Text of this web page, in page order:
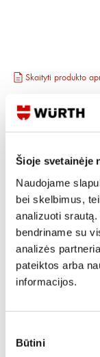
Šioje svetainėje
Naudojame
bei skelbimus,
analizuoti
bendriname su
analizės
pateiktos arba
informacijos.
pasirinkimas
Būtini
Skaityti produkto
Produkto Nr. 0915 553
Reikia daugiau
Rodyti
Skambinti: